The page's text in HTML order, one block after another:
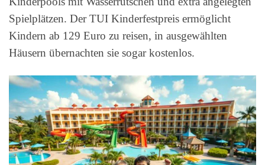
Spielplätzen. Der TUI Kinderfestpreis ermöglicht
Kindern ab 129 Euro zu reisen, in ausgewählten
Häusern übernachten sie sogar kostenlos.